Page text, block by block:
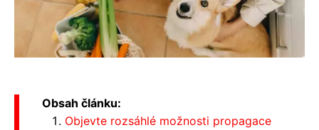
Obsah článku:
Objevte rozsáhlé možnosti propagace